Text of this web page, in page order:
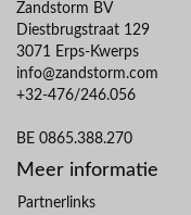
Zandstorm BV
Diestbrugstraat 129
3071 Erps-Kwerps
info@zandstorm.com
+32-476/246.056
BE 0865.388.270
Meer informatie
Partnerlinks